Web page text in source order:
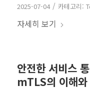
2025-07-04 / 카테고리:
자세히 보기
안전한 서비스
mTLS의 이해와